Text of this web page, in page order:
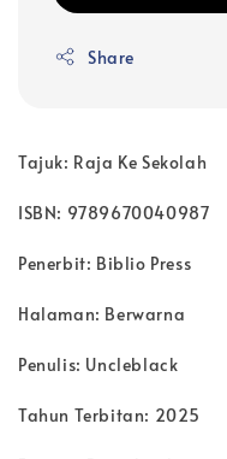
Share
Tajuk: Raja Ke Sekolah
ISBN: 9789670040987
Penerbit: Biblio Press
Halaman: Berwarna
Penulis: Uncleblack
Tahun Terbitan: 2025